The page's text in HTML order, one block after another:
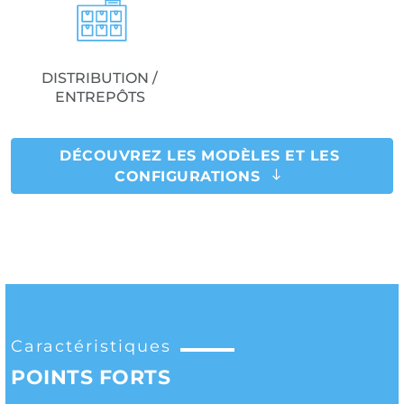
DISTRIBUTION /
ENTREPÔTS
DÉCOUVREZ LES MODÈLES ET LES
CONFIGURATIONS
Caractéristiques
POINTS FORTS